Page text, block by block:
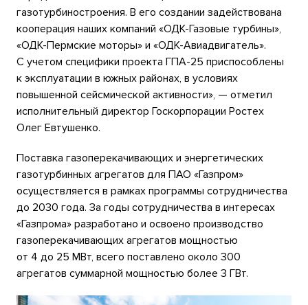
газотурбиностроения. В его создании задействована
кооперация наших компаний «ОДК-Газовые турбины»,
«ОДК-Пермские моторы» и «ОДК-Авиадвигатель».
С учетом специфики проекта ГПА-25 приспособлены
к эксплуатации в южных районах, в условиях
повышенной сейсмической активности», — отметил
исполнительный директор Госкорпорации Ростех
Олег Евтушенко.
Поставка газоперекачивающих и энергетических
газотурбинных агрегатов для ПАО «Газпром»
осуществляется в рамках программы сотрудничества
до 2030 года. За годы сотрудничества в интересах
«Газпрома» разработано и освоено производство
газоперекачивающих агрегатов мощностью
от 4 до 25 МВт, всего поставлено около 300
агрегатов суммарной мощностью более 3 ГВт.